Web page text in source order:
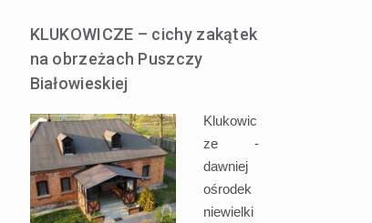
KLUKOWICZE – cichy zakątek
na obrzeżach Puszczy
Białowieskiej
Klukowic
ze -
dawniej
ośrodek
niewielki